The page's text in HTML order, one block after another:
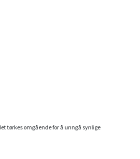
tørkes omgående for å unngå synlige